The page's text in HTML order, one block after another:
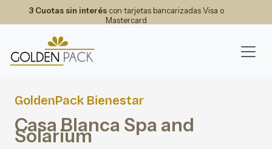
3 Cuotas sin interéscon tarjetas bancarizadas Visa o
Mastercard
GoldenPack Bienestar
Casa Blanca Spa and
Solarium